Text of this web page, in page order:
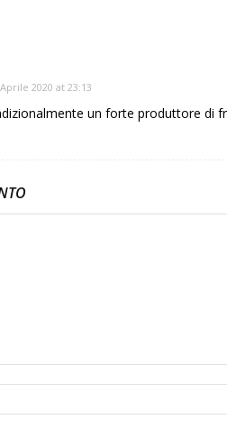
2020 at 23:13
un forte produttore di